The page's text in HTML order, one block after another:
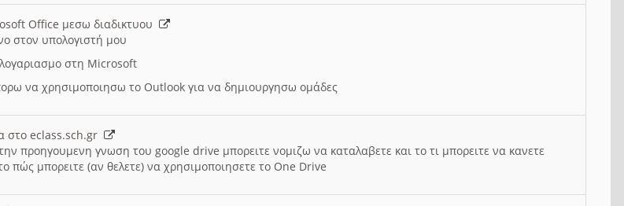
Office μεσω διαδικτυου
στον υπολογιστή μου
λογαριασμο στη Microsoft
να χρησιμοποιησω το Outlook για να δημιουργησω ομάδες
στο eclass.sch.gr
προηγουμενη γνωση του google drive μπορειτε νομιζω να καταλαβετε και το τι μπορειτε να κανετε
πώς μπορειτε (αν θελετε) να χρησιμοποιησετε το One Drive